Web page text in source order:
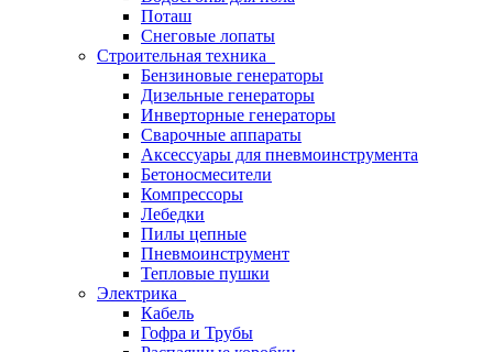
Поташ
Снеговые лопаты
Строительная техника
Бензиновые генераторы
Дизельные генераторы
Инверторные генераторы
Сварочные аппараты
Аксессуары для пневмоинструмента
Бетоносмесители
Компрессоры
Лебедки
Пилы цепные
Пневмоинструмент
Тепловые пушки
Электрика
Кабель
Гофра и Трубы